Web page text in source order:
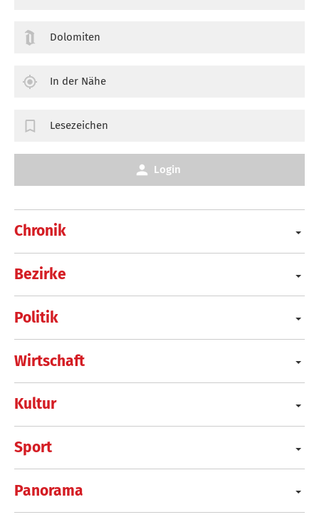
Chronik
Bezirke
Politik
Wirtschaft
Kultur
Sport
Panorama
Dolomiten
In der Nähe
Lesezeichen
Login